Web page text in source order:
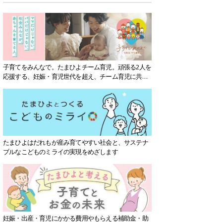
子育てをみんなで。たまひよチーム育児。頑張る2人を
応援する、妊娠・育児世代を超え、チーム育児に共感
たまひよはだれもが産み育てやすい社会と、サステナ
ブルなこどものミライの実現をめざします
妊娠・出産・育児にかかる費用やもらえる補助金・助